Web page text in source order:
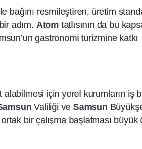
resmileştiren, üretim
adım. Atom tatlısının da bu
gastronomi turizmine katkı
alabilmesi için yerel kurumların iş
Valiliği ve Samsun
bir çalışma başlatması büyük